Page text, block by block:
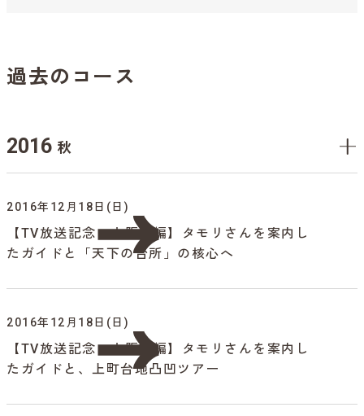
過去のコース
2016 秋
2016年12月18日(日)
【TV放送記念・大阪後編】タモリさんを案内し
たガイドと「天下の台所」の核心へ
2016年12月18日(日)
【TV放送記念・大阪前編】タモリさんを案内し
たガイドと、上町台地凸凹ツアー